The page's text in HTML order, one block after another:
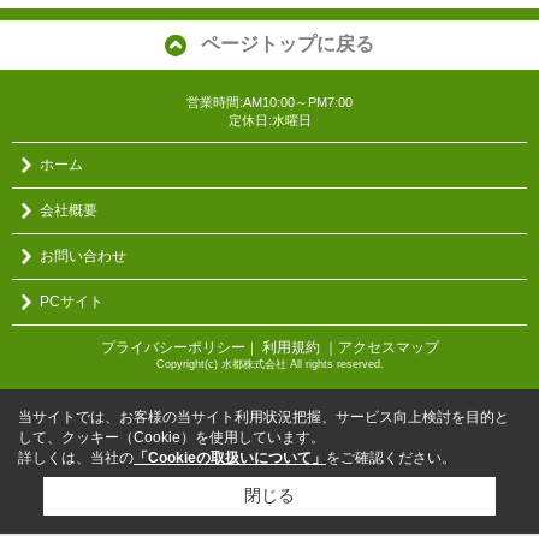
ページトップに戻る
営業時間:AM10:00～PM7:00
定休日:水曜日
ホーム
会社概要
お問い合わせ
PCサイト
プライバシーポリシー ｜ 利用規約 ｜アクセスマップ
Copyright(c) 水都株式会社 All rights reserved.
当サイトでは、お客様の当サイト利用状況把握、サービス向上検討を目的と
して、クッキー（Cookie）を使用しています。
詳しくは、当社の 「Cookieの取扱いについて」 をご確認ください。
閉じる